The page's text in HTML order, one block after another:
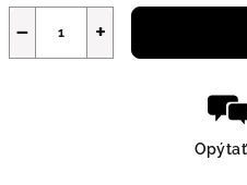
+
−